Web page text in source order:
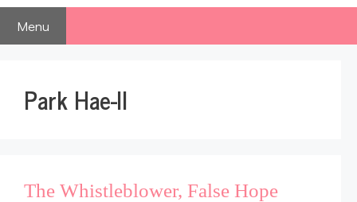
Menu
Park Hae-Il
The Whistleblower, False Hope